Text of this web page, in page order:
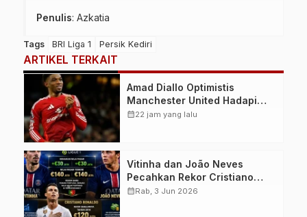
Penulis: Azkatia
Tags BRI Liga 1 Persik Kediri
ARTIKEL TERKAIT
Amad Diallo Optimistis
Manchester United Hadapi
Musim Besar Usai Imbang 1-1
calendar_month22 jam yang lalu
Vitinha dan João Neves
Pecahkan Rekor Cristiano
Ronaldo, Jadi Pemain Portugal
calendar_monthRab, 3 Jun 2026